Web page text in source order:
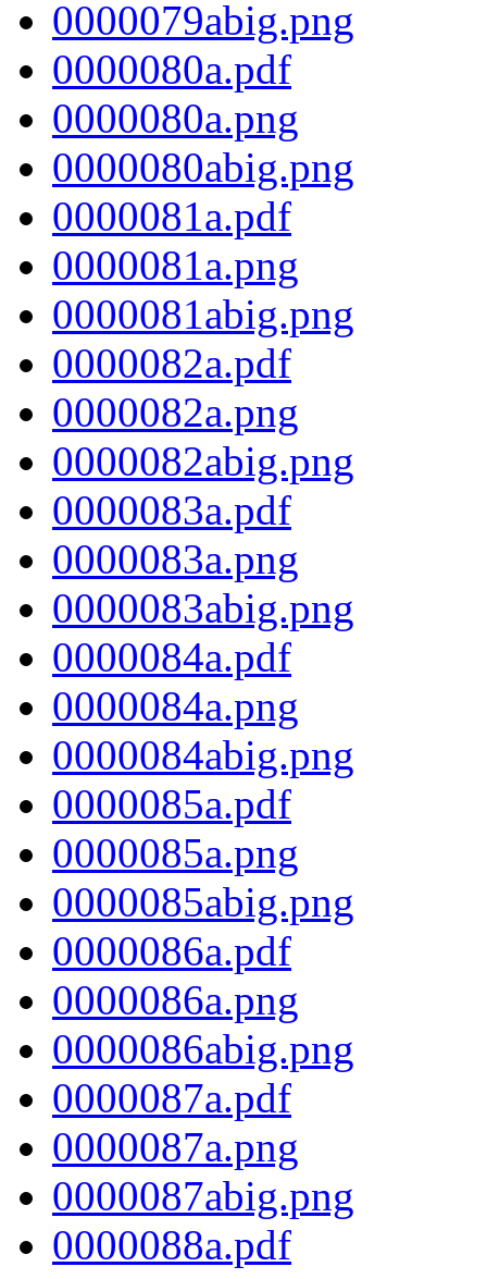
0000079abig.png
0000080a.pdf
0000080a.png
0000080abig.png
0000081a.pdf
0000081a.png
0000081abig.png
0000082a.pdf
0000082a.png
0000082abig.png
0000083a.pdf
0000083a.png
0000083abig.png
0000084a.pdf
0000084a.png
0000084abig.png
0000085a.pdf
0000085a.png
0000085abig.png
0000086a.pdf
0000086a.png
0000086abig.png
0000087a.pdf
0000087a.png
0000087abig.png
0000088a.pdf